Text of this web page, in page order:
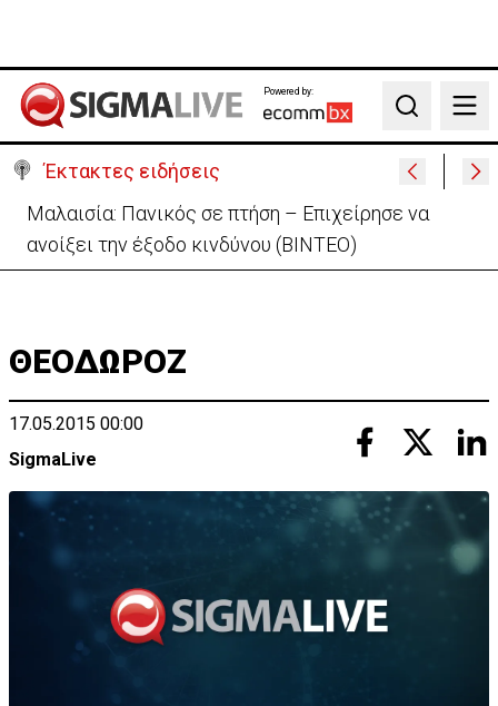
Powered by:
Search
Έκτακτες ειδήσεις
Μαλαισία: Πανικός σε πτήση – Επιχείρησε να
ανοίξει την έξοδο κινδύνου (ΒΙΝΤΕΟ)
ΘΕΟΔΩΡΟΖ
17.05.2015 00:00
SigmaLive